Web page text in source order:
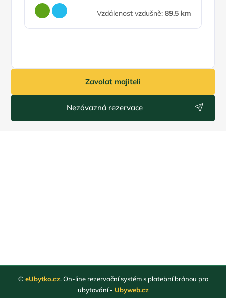
Vzdálenost vzdušně: 89.5 km
Zavolat majiteli
Nezávazná rezervace
© eUbytko.cz. On-line rezervační systém s platební bránou pro
ubytování - Ubyweb.cz